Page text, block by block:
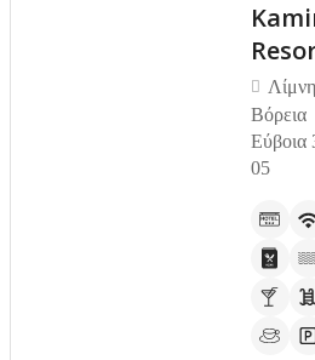
Βόρεια
Εύβοια
05